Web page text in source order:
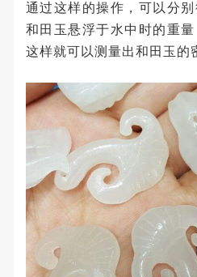
通过这样的操作，可以分别
和田玉悬浮于水中时的重量
这样就可以测量出和田玉的